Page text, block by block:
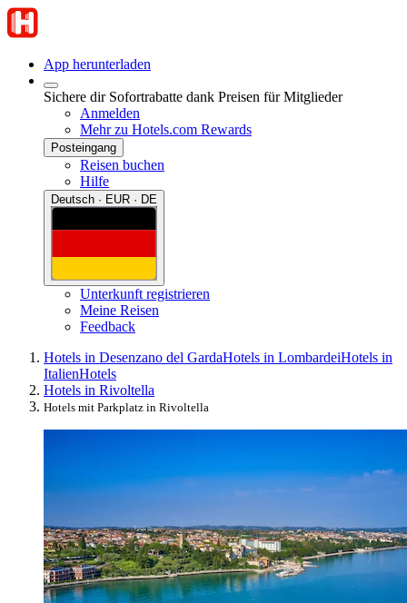
App herunterladen
Sichere dir Sofortrabatte dank Preisen für Mitglieder
Anmelden
Mehr zu Hotels.com Rewards
Posteingang
Reisen buchen
Hilfe
Deutsch · EUR · DE
Unterkunft registrieren
Meine Reisen
Feedback
Hotels in Desenzano del GardaHotels in LombardeiHotels in
ItalienHotels
Hotels in Rivoltella
Hotels mit Parkplatz in Rivoltella